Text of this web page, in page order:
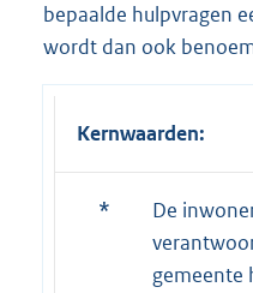
bepaalde hulpvragen
wordt dan ook
Kernwaarden:
*
De
gemeente